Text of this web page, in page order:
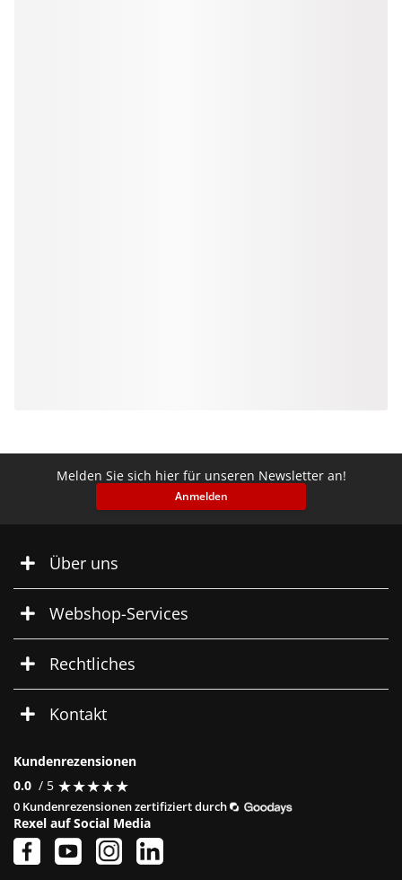
Melden Sie sich hier für unseren Newsletter an!
Anmelden
Über uns
Webshop-Services
Rechtliches
Kontakt
Kundenrezensionen
0.0 / 5 ★★★★★
★★★★★
0 Kundenrezensionen zertifiziert durch
Rexel auf Social Media